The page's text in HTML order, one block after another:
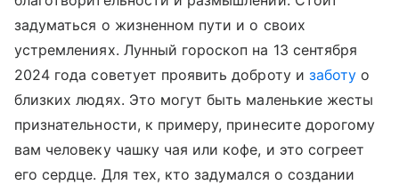
задуматься о жизненном пути и о своих
устремлениях. Лунный гороскоп на 13 сентября
2024 года советует проявить доброту и заботу о
близких людях. Это могут быть маленькие жесты
признательности, к примеру, принесите дорогому
вам человеку чашку чая или кофе, и это согреет
его сердце. Для тех, кто задумался о создании